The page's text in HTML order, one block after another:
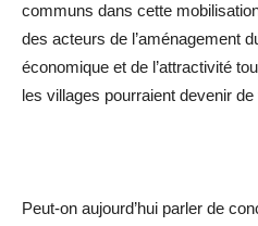
communs dans cette
des acteurs de l’aménagement
économique et de l’attractivité
les villages pourraient devenir
Peut-on aujourd’hui parler de